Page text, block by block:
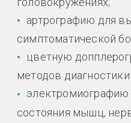
артрографию для
симптоматической
цветную
методов
состояния мышц,